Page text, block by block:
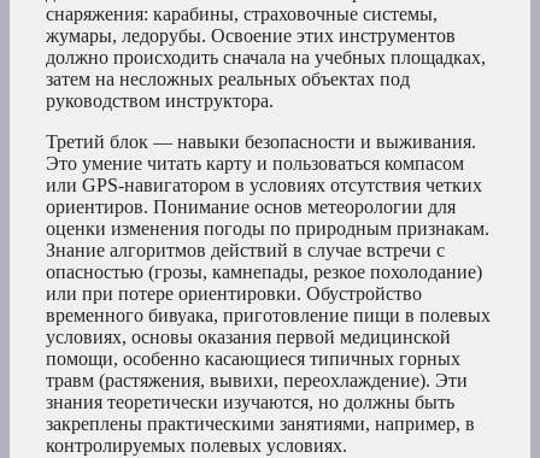
снаряжения: карабины, страховочные системы,
жумары, ледорубы. Освоение этих инструментов
должно происходить сначала на учебных площадках,
затем на несложных реальных объектах под
руководством инструктора.
Третий блок — навыки безопасности и выживания.
Это умение читать карту и пользоваться компасом
или GPS-навигатором в условиях отсутствия четких
ориентиров. Понимание основ метеорологии для
оценки изменения погоды по природным признакам.
Знание алгоритмов действий в случае встречи с
опасностью (грозы, камнепады, резкое похолодание)
или при потере ориентировки. Обустройство
временного бивуака, приготовление пищи в полевых
условиях, основы оказания первой медицинской
помощи, особенно касающиеся типичных горных
травм (растяжения, вывихи, переохлаждение). Эти
знания теоретически изучаются, но должны быть
закреплены практическими занятиями, например, в
контролируемых полевых условиях.